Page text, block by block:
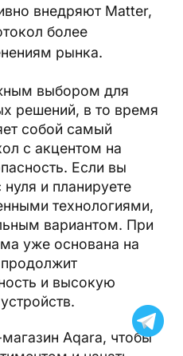
внедряют Matter,
более
рынка.
выбором для
решений, в то время
собой самый
с акцентом на
Если вы
и планируете
технологиями,
вариантом. При
уже основана на
и высокую
Aqara, чтобы